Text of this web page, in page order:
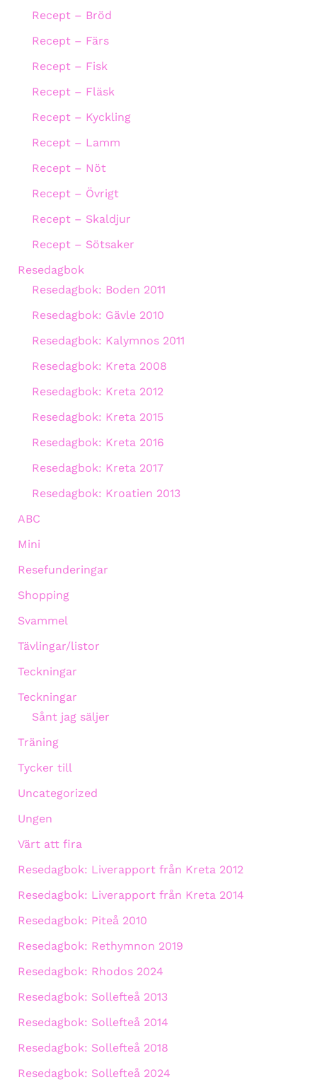
Recept – Bröd
Recept – Färs
Recept – Fisk
Recept – Fläsk
Recept – Kyckling
Recept – Lamm
Recept – Nöt
Recept – Övrigt
Recept – Skaldjur
Recept – Sötsaker
Resedagbok
Resedagbok: Boden 2011
Resedagbok: Gävle 2010
Resedagbok: Kalymnos 2011
Resedagbok: Kreta 2008
Resedagbok: Kreta 2012
Resedagbok: Kreta 2015
Resedagbok: Kreta 2016
Resedagbok: Kreta 2017
Resedagbok: Kroatien 2013
ABC
Mini
Resefunderingar
Shopping
Svammel
Tävlingar/listor
Teckningar
Teckningar
Sånt jag säljer
Träning
Tycker till
Uncategorized
Ungen
Värt att fira
Resedagbok: Liverapport från Kreta 2012
Resedagbok: Liverapport från Kreta 2014
Resedagbok: Piteå 2010
Resedagbok: Rethymnon 2019
Resedagbok: Rhodos 2024
Resedagbok: Sollefteå 2013
Resedagbok: Sollefteå 2014
Resedagbok: Sollefteå 2018
Resedagbok: Sollefteå 2024